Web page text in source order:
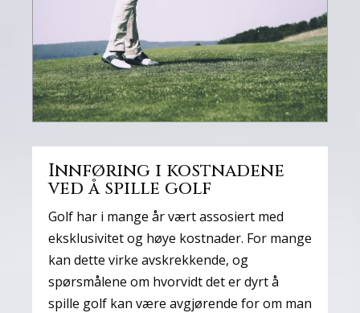
Innføring i kostnadene
ved å spille golf
Golf har i mange år vært assosiert med
eksklusivitet og høye kostnader. For mange
kan dette virke avskrekkende, og
spørsmålene om hvorvidt det er dyrt å
spille golf kan være avgjørende for om man